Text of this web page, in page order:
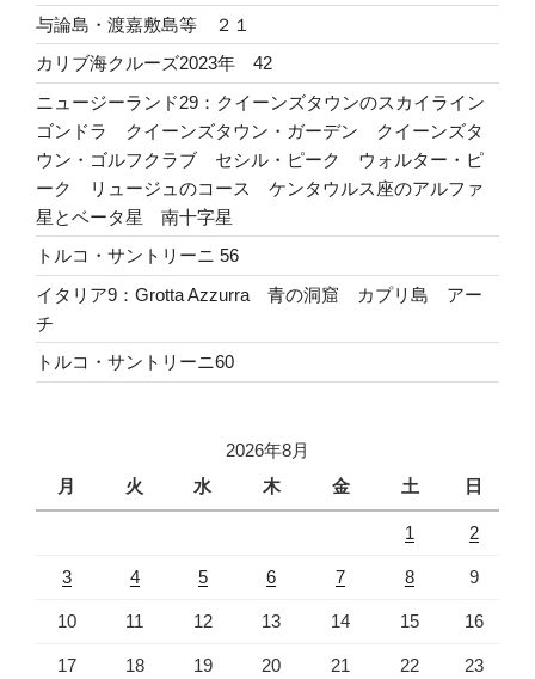
与論島・渡嘉敷島等 ２１
カリブ海クルーズ2023年 42
ニュージーランド29：クイーンズタウンのスカイライン
ゴンドラ クイーンズタウン・ガーデン クイーンズタ
ウン・ゴルフクラブ セシル・ピーク ウォルター・ピ
ーク リュージュのコース ケンタウルス座のアルファ
星とベータ星 南十字星
トルコ・サントリーニ 56
イタリア9：Grotta Azzurra 青の洞窟 カプリ島 アー
チ
トルコ・サントリーニ60
2026年8月
月
火 水 木 金 土 日
1 2
3 4 5 6 7 8 9
10 11 12 13 14 15 16
17 18 19 20 21 22 23